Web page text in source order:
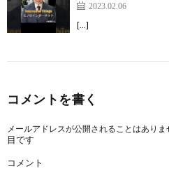
2023.02.06
[…]
コメントを書く
メールアドレスが公開されることはありま
目です
コメント